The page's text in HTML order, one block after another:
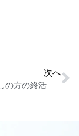
次へ
アパート暮らしの方の終活とは